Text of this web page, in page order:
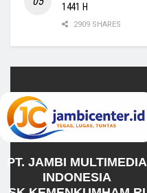
1441 H
2909 SHARES
PT. JAMBI MULTIMEDIA
INDONESIA